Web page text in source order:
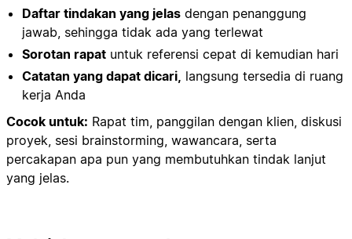
Daftar tindakan yang jelas dengan penanggung
jawab, sehingga tidak ada yang terlewat
Sorotan rapat untuk referensi cepat di kemudian hari
Catatan yang dapat dicari, langsung tersedia di ruang
kerja Anda
Cocok untuk: Rapat tim, panggilan dengan klien, diskusi
proyek, sesi brainstorming, wawancara, serta
percakapan apa pun yang membutuhkan tindak lanjut
yang jelas.